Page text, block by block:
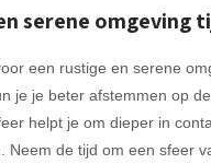
serene omgeving
een rustige en serene
je je beter afstemmen op
helpt je om dieper in
Neem de tijd om een sfeer